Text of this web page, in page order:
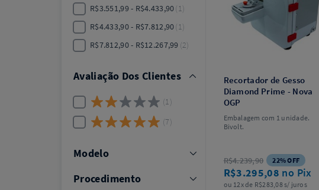
Recortador de Gesso
Diamond Prime - Nova
OGP
Embalagem com 1 unidade.
Bivolt.
R$4.239,90 22% OFF
R$3.295,08 no Pix
ou 12x de R$283,08 s/ juros
R$3.551,99 - R$4.433,90 1
R$4.433,90 - R$7.812,90 1
R$7.812,90 - R$12.267,99 2
Avaliação Dos Clientes
1
7
Modelo
Procedimento